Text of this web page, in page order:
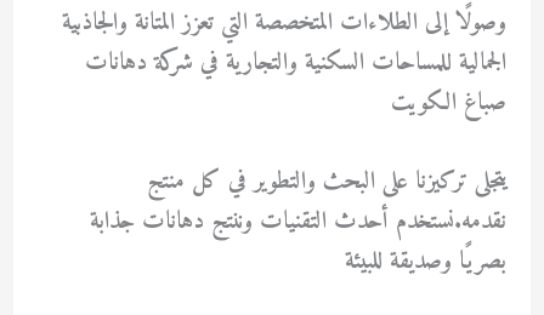
وصولًا إلى الطلاءات المتخصصة التي تعزز المتانة والجاذبية
الجمالية للمساحات السكنية والتجارية في شركة دهانات
صباغ الكويت
يتجلى تركيزنا على البحث والتطوير في كل منتج
نقدمه.نستخدم أحدث التقنيات وننتج دهانات جذابة
بصريًا وصديقة للبيئة